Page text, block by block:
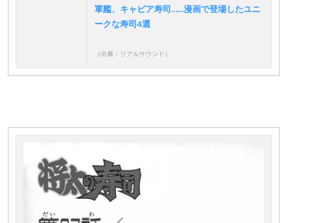
軍艦、キャビア寿司……漫画で登場したユニ
ークな寿司4選
（出典：リアルサウンド）